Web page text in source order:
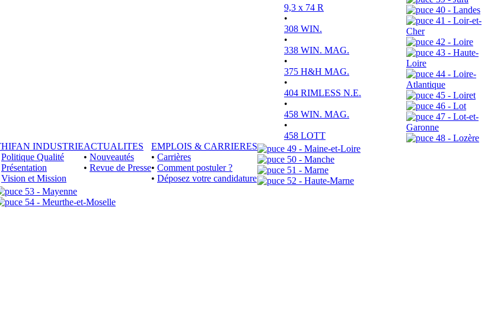
9,3 x 74 R
•
308 WIN.
•
338 WIN. MAG.
•
375 H&H MAG.
•
404 RIMLESS N.E.
•
458 WIN. MAG.
•
458 LOTT
INDUSTRIE
Politique Qualité
Présentation
Vision et Mission
ACTUALITES
• Nouveautés
• Revue de Presse
EMPLOIS & CARRIERES
• Carrières
• Comment postuler ?
• Déposez votre candidature
40 - Landes
41 - Loir-et-
Cher
42 - Loire
43 - Haute-
Loire
44 - Loire-
Atlantique
45 - Loiret
46 - Lot
47 - Lot-et-
Garonne
48 - Lozère
49 - Maine-et-Loire
50 - Manche
51 - Marne
52 - Haute-Marne
53 - Mayenne
54 - Meurthe-et-Moselle